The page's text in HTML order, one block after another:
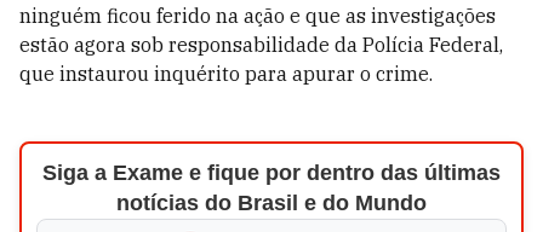
ninguém ficou ferido na ação e que as investigações
estão agora sob responsabilidade da Polícia Federal,
que instaurou inquérito para apurar o crime.
Siga a Exame e fique por dentro das últimas
notícias do Brasil e do Mundo